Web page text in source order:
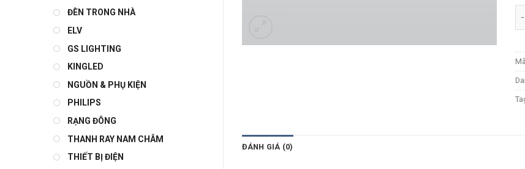
ĐÁNH GIÁ (0)
ĐÈN TRONG NHÀ
ELV
GS LIGHTING
KINGLED
NGUỒN & PHỤ KIỆN
PHILIPS
RẠNG ĐÔNG
THANH RAY NAM CHÂM
THIẾT BỊ ĐIỆN